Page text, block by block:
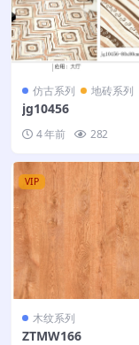
仿古系列 地砖系列
jg10456
4 年前 282
VIP
木纹系列
ZTMW166